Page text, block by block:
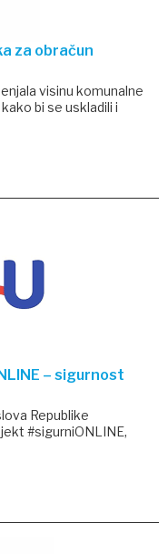
za obračun
visinu komunalne
bi se uskladili i
– sigurnost
Republike
#sigurniONLINE,